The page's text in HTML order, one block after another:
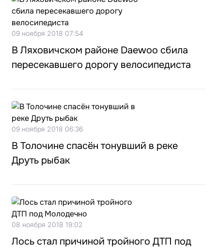
09 ноября 2018 07:54
В Ляховичском районе Daewoo сбила
пересекавшего дорогу велосипедиста
09 ноября 2018 06:36
В Толочине спасён тонувший в реке
Друть рыбак
08 ноября 2018 19:02
Лось стал причиной тройного ДТП под